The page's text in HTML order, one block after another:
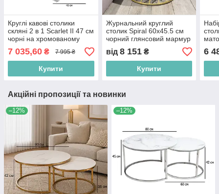
Круглі кавові столики
скляні 2 в 1 Scarlet II 47 см
чорні на хромованому
каркасі у вітальню
7 035,60 ₴ 7 995 ₴
Купити
Журнальний круглий
столик Spiral 60х45.5 см
чорний глянсовий мармур
на золотій металевій ніжці
в зал
від 8 151₴
Купити
6
Акційні пропозиції та новинки
–12% –12%